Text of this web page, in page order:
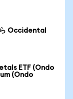
Occidental
ETF (Ondo
(Ondo